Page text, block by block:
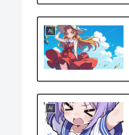
AI
AI